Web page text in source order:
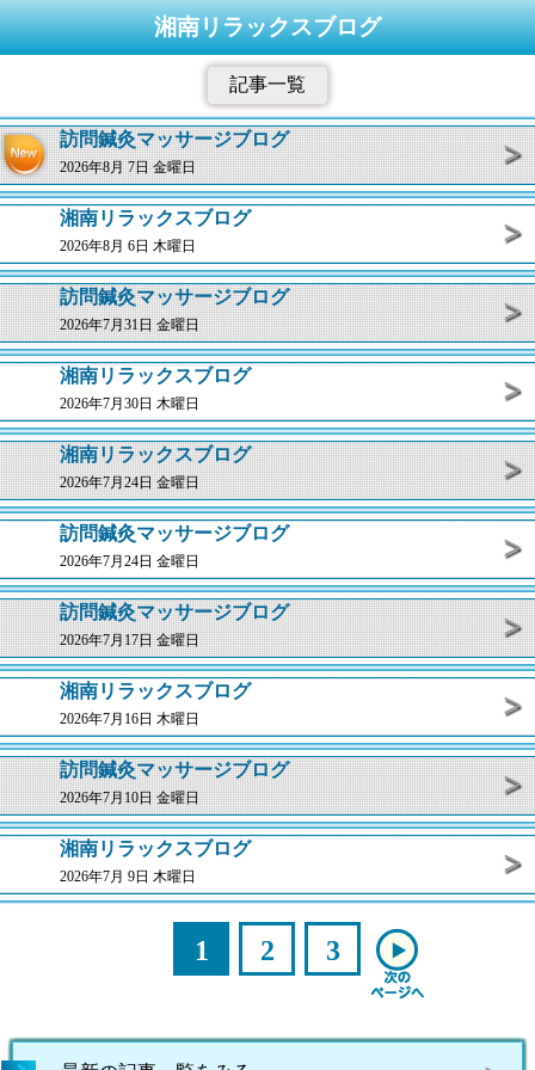
湘南リラックスブログ
記事一覧
訪問鍼灸マッサージブログ
2026年8月 7日 金曜日
湘南リラックスブログ
2026年8月 6日 木曜日
訪問鍼灸マッサージブログ
2026年7月31日 金曜日
湘南リラックスブログ
2026年7月30日 木曜日
湘南リラックスブログ
2026年7月24日 金曜日
訪問鍼灸マッサージブログ
2026年7月24日 金曜日
訪問鍼灸マッサージブログ
2026年7月17日 金曜日
湘南リラックスブログ
2026年7月16日 木曜日
訪問鍼灸マッサージブログ
2026年7月10日 金曜日
湘南リラックスブログ
2026年7月 9日 木曜日
1 2 3